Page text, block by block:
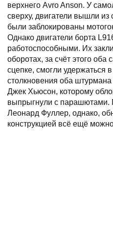
верхнего Avro Anson. У
сверху, двигатели вышли
были заблокированы
Однако двигатели борта
работоспособными. Их
оборотах, за счёт этого оба
сцепке, смогли удержаться
столкновения оба
Джек Хьюсон, которому
выпрыгнули с парашютами.
Леонард Фуллер, однако,
конструкцией всё ещё